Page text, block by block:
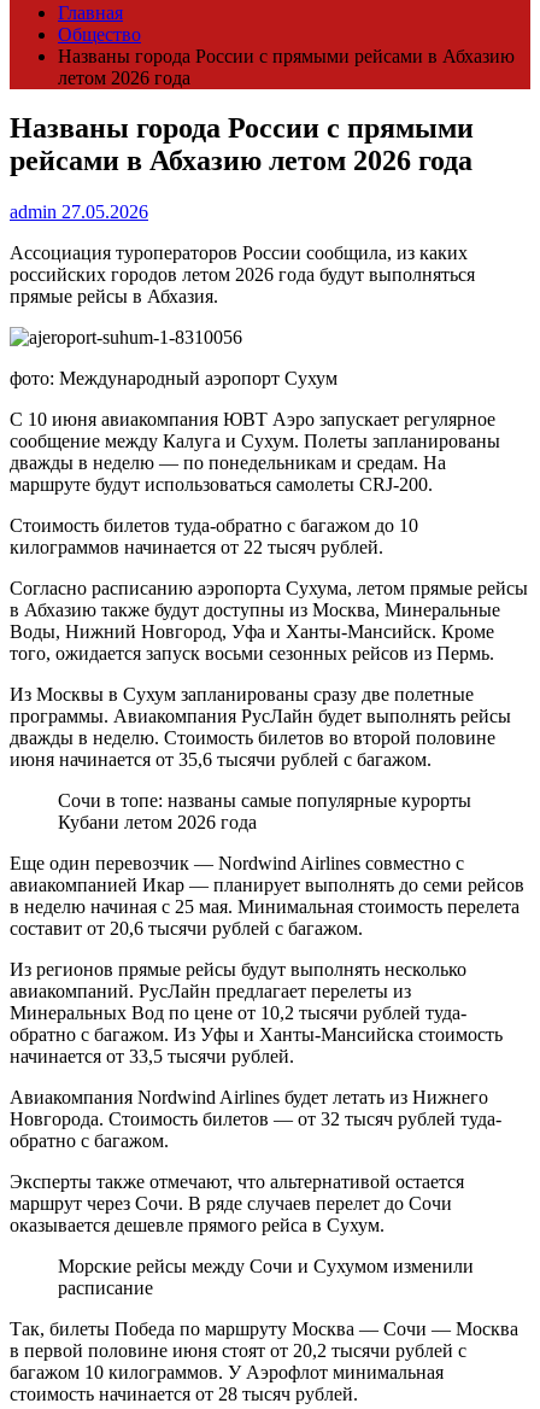
Главная
Общество
Названы города России с прямыми рейсами в Абхазию
летом 2026 года
Названы города России с прямыми
рейсами в Абхазию летом 2026 года
admin 27.05.2026
Ассоциация туроператоров России сообщила, из каких
российских городов летом 2026 года будут выполняться
прямые рейсы в Абхазия.
фото: Международный аэропорт Сухум
С 10 июня авиакомпания ЮВТ Аэро запускает регулярное
сообщение между Калуга и Сухум. Полеты запланированы
дважды в неделю — по понедельникам и средам. На
маршруте будут использоваться самолеты CRJ-200.
Стоимость билетов туда-обратно с багажом до 10
килограммов начинается от 22 тысяч рублей.
Согласно расписанию аэропорта Сухума, летом прямые рейсы
в Абхазию также будут доступны из Москва, Минеральные
Воды, Нижний Новгород, Уфа и Ханты-Мансийск. Кроме
того, ожидается запуск восьми сезонных рейсов из Пермь.
Из Москвы в Сухум запланированы сразу две полетные
программы. Авиакомпания РусЛайн будет выполнять рейсы
дважды в неделю. Стоимость билетов во второй половине
июня начинается от 35,6 тысячи рублей с багажом.
Сочи в топе: названы самые популярные курорты
Кубани летом 2026 года
Еще один перевозчик — Nordwind Airlines совместно с
авиакомпанией Икар — планирует выполнять до семи рейсов
в неделю начиная с 25 мая. Минимальная стоимость перелета
составит от 20,6 тысячи рублей с багажом.
Из регионов прямые рейсы будут выполнять несколько
авиакомпаний. РусЛайн предлагает перелеты из
Минеральных Вод по цене от 10,2 тысячи рублей туда-
обратно с багажом. Из Уфы и Ханты-Мансийска стоимость
начинается от 33,5 тысячи рублей.
Авиакомпания Nordwind Airlines будет летать из Нижнего
Новгорода. Стоимость билетов — от 32 тысяч рублей туда-
обратно с багажом.
Эксперты также отмечают, что альтернативой остается
маршрут через Сочи. В ряде случаев перелет до Сочи
оказывается дешевле прямого рейса в Сухум.
Морские рейсы между Сочи и Сухумом изменили
расписание
Так, билеты Победа по маршруту Москва — Сочи — Москва
в первой половине июня стоят от 20,2 тысячи рублей с
багажом 10 килограммов. У Аэрофлот минимальная
стоимость начинается от 28 тысяч рублей.